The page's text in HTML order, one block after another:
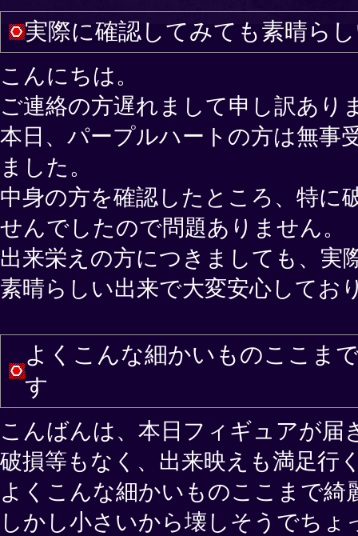
実際に確認してみても素晴ら
こんにちは。
ご連絡の方遅れまして申し訳あり
本日、パープルハートの方は無事
ました。
中身の方を確認したところ、特に
せんでしたので問題ありません。
出来栄えの方につきましても、実
素晴らしい出来で大変安心してお
よくこんな細かいものここま
す
こんばんは、本日フィギュアが届
破損等もなく、出来映えも満足行
よくこんな細かいものここまで綺
しかし小さいから壊しそうでちょ